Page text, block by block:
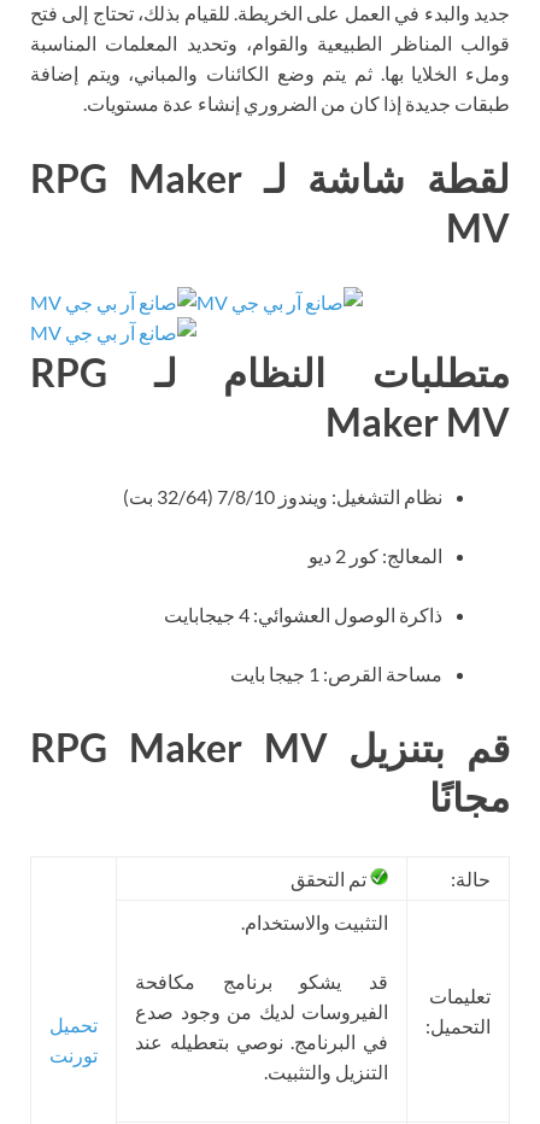
جديد والبدء في العمل على الخريطة. للقيام بذلك، تحتاج إلى فتح
قوالب المناظر الطبيعية والقوام، وتحديد المعلمات المناسبة
وملء الخلايا بها. ثم يتم وضع الكائنات والمباني، ويتم إضافة
طبقات جديدة إذا كان من الضروري إنشاء عدة مستويات.
لقطة شاشة لـ RPG Maker
MV
متطلبات النظام لـ RPG
Maker MV
نظام التشغيل: ويندوز 7/8/10 (32/64 بت)
المعالج: كور 2 ديو
ذاكرة الوصول العشوائي: 4 جيجابايت
مساحة القرص: 1 جيجا بايت
قم بتنزيل RPG Maker MV
مجانًا
حالة: تم التحقق
تحميل
تورنت
تعليمات
التحميل:
التثبيت والاستخدام.
قد يشكو برنامج مكافحة
الفيروسات لديك من وجود صدع
في البرنامج. نوصي بتعطيله عند
التنزيل والتثبيت.